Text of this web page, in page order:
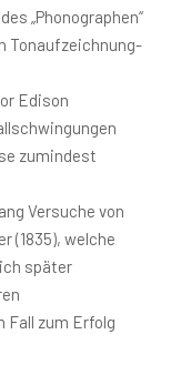
„Phonographen“
Tonaufzeichnung-
Edison
zumindest
Versuche von
(1835), welche
später
Fall zum Erfolg